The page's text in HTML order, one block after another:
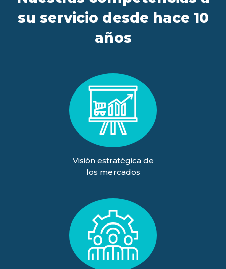
su servicio desde hace 10
años
Visión estratégica de
los mercados